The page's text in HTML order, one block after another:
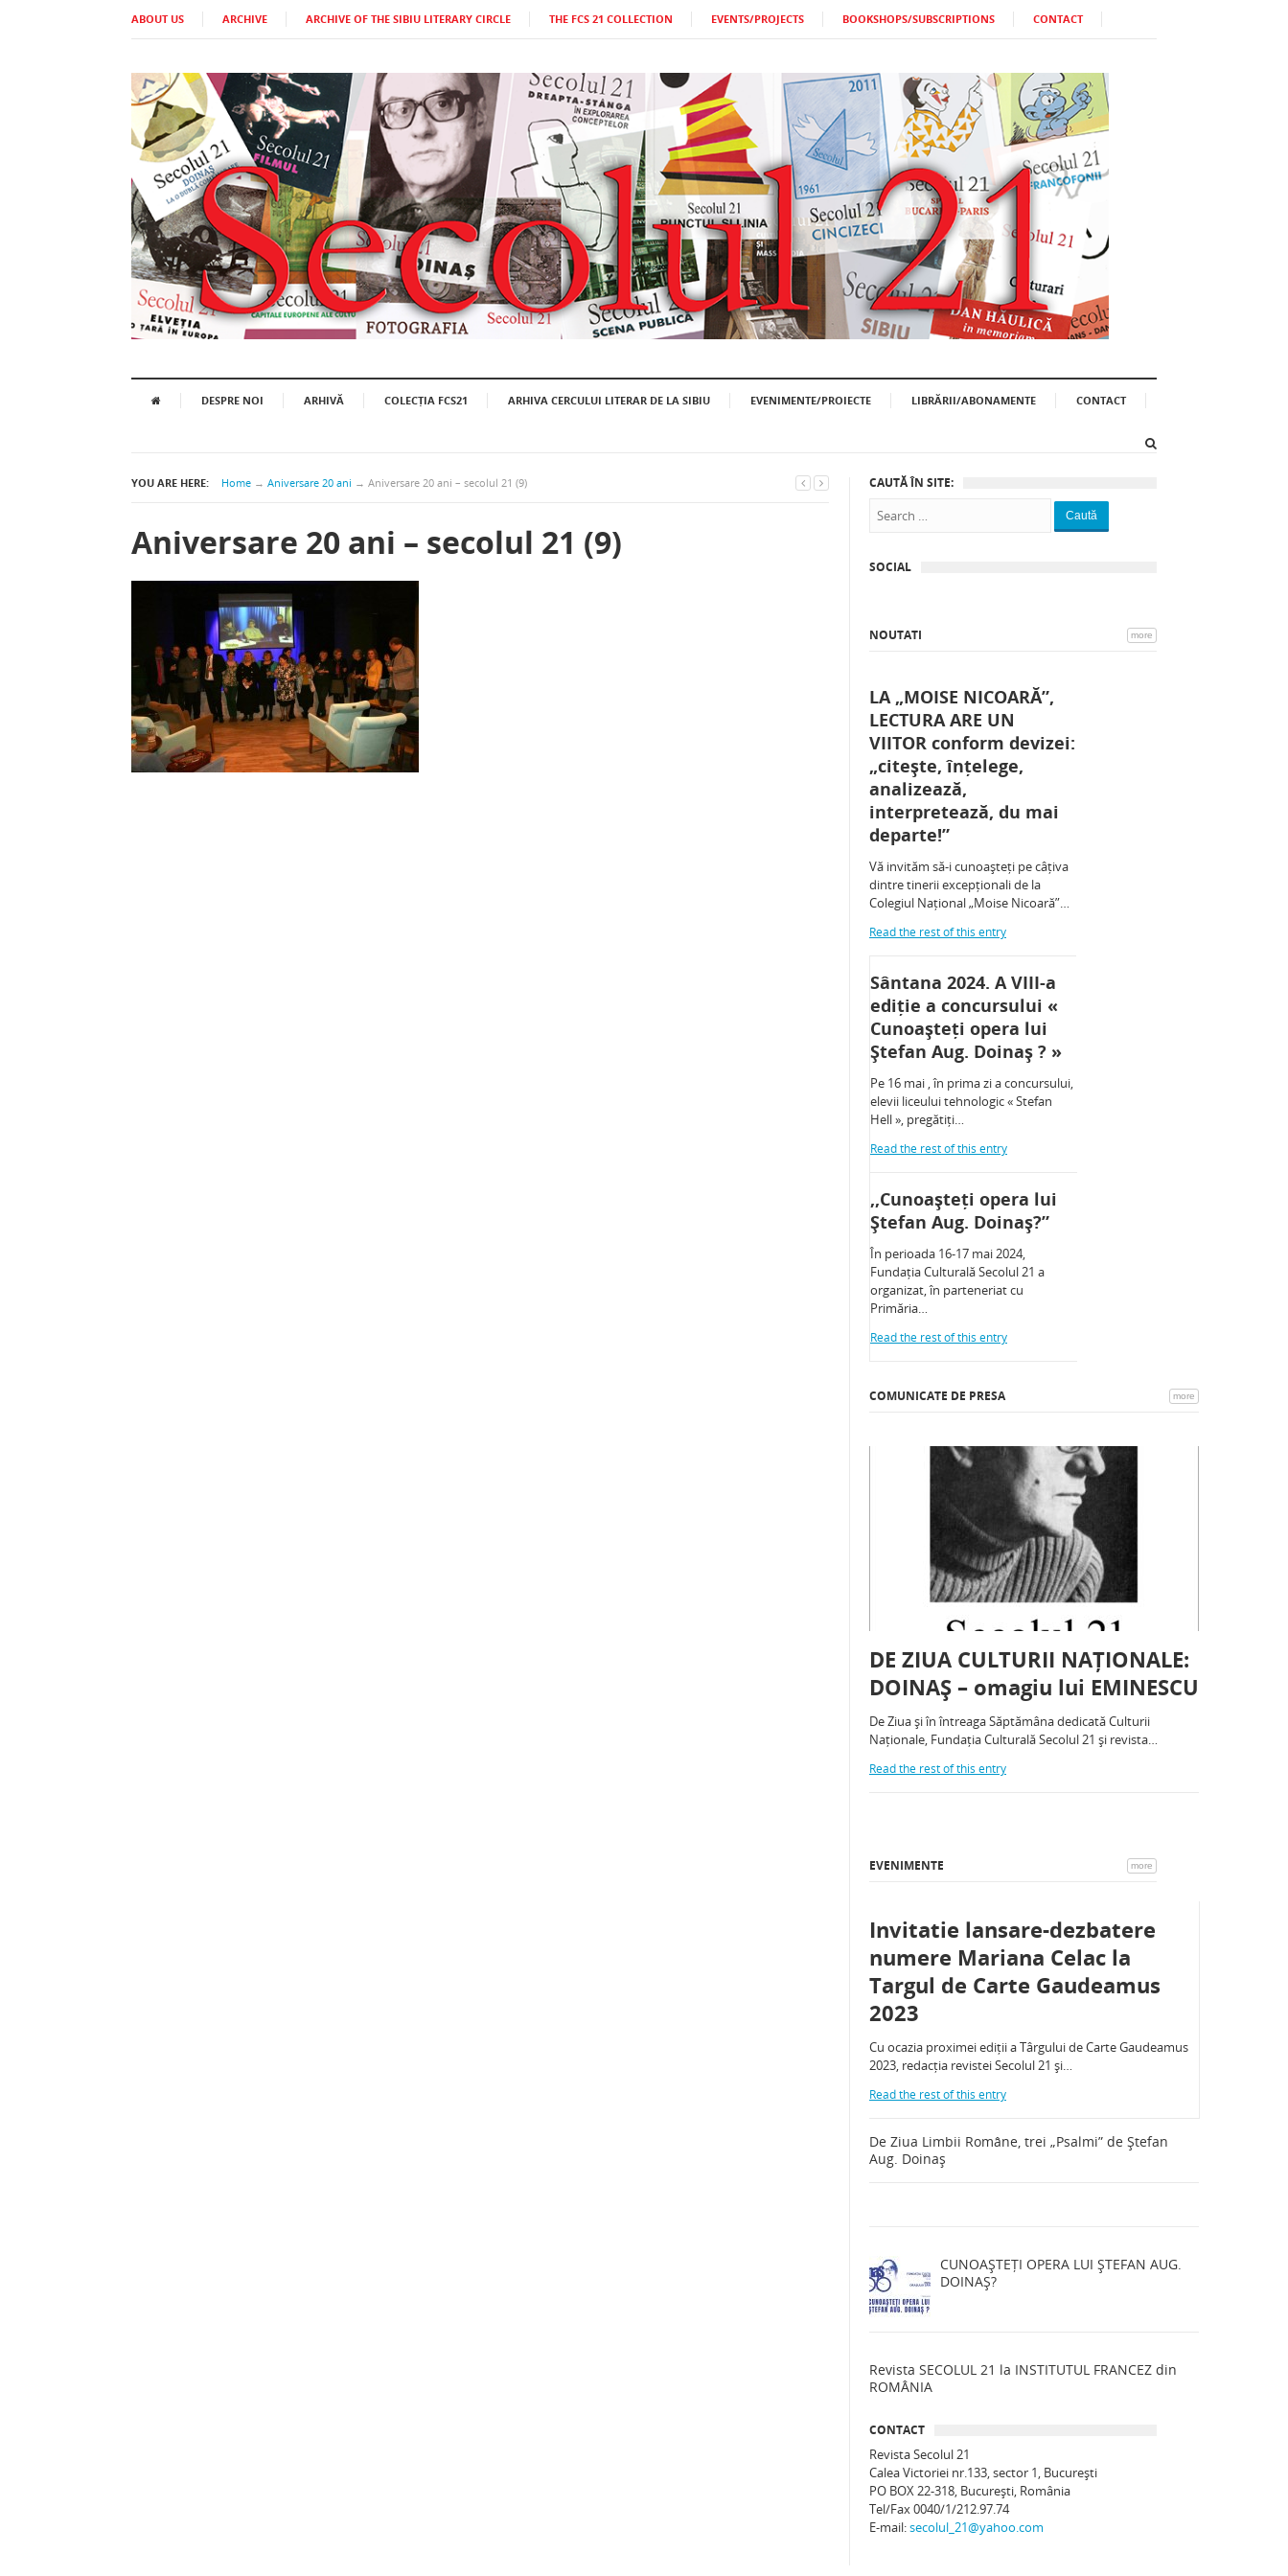
ABOUT US ARCHIVE ARCHIVE OF THE SIBIU LITERARY CIRCLE THE FCS 21 COLLECTION EVENTS/PROJECTS BOOKSHOPS/SUBSCRIPTIONS CONTACT
DESPRE NOI ARHIVĂ COLECȚIA FCS21 ARHIVA CERCULUI LITERAR DE LA SIBIU EVENIMENTE/PROIECTE LIBRĂRII/ABONAMENTE CONTACT
YOU ARE HERE: Home → Aniversare 20 ani → Aniversare 20 ani – secolul 21 (9)
Aniversare 20 ani – secolul 21 (9)
CAUTĂ ÎN SITE:
Caută
SOCIAL
NOUTATI more
LA „MOISE NICOARĂ”,
LECTURA ARE UN
VIITOR conform devizei:
„citește, înțelege,
analizează,
interpretează, du mai
departe!”
Vă invităm să-i cunoașteți pe câțiva
dintre tinerii excepționali de la
Colegiul Național „Moise Nicoară”…
Read the rest of this entry
Sântana 2024. A VIII-a
ediție a concursului «
Cunoașteți opera lui
Ștefan Aug. Doinaș ? »
Pe 16 mai , în prima zi a concursului,
elevii liceului tehnologic « Stefan
Hell », pregătiți…
Read the rest of this entry
,,Cunoașteți opera lui
Ștefan Aug. Doinaș?”
În perioada 16-17 mai 2024,
Fundația Culturală Secolul 21 a
organizat, în parteneriat cu
Primăria…
Read the rest of this entry
COMUNICATE DE PRESA more
DE ZIUA CULTURII NAȚIONALE:
DOINAȘ – omagiu lui EMINESCU
De Ziua și în întreaga Săptămâna dedicată Culturii
Naționale, Fundația Culturală Secolul 21 și revista…
Read the rest of this entry
EVENIMENTE more
Invitatie lansare-dezbatere
numere Mariana Celac la
Targul de Carte Gaudeamus
2023
Cu ocazia proximei ediții a Târgului de Carte Gaudeamus
2023, redacția revistei Secolul 21 și…
Read the rest of this entry
De Ziua Limbii Române, trei „Psalmi” de Ștefan
Aug. Doinaș
CUNOAȘTEȚI OPERA LUI ȘTEFAN AUG.
DOINAȘ?
Revista SECOLUL 21 la INSTITUTUL FRANCEZ din
ROMÂNIA
CONTACT
Revista Secolul 21
Calea Victoriei nr.133, sector 1, Bucureşti
PO BOX 22-318, București, România
Tel/Fax 0040/1/212.97.74
E-mail:secolul_21@yahoo.com